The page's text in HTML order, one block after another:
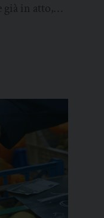
già in atto,